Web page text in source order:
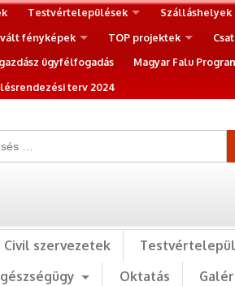
Testvértelepülések Szálláshelyek
fényképek TOP projektek
ügyfélfogadás Magyar Falu
terv 2024
Civil szervezetek
Oktatás